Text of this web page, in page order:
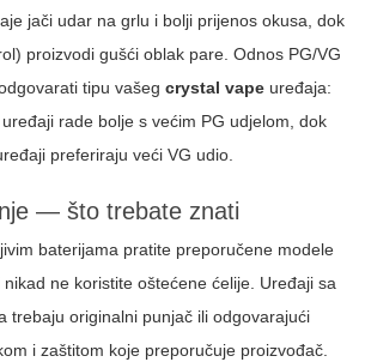
jači udar na grlu i bolji prijenos okusa, dok
proizvodi gušći oblak pare. Odnos PG/VG
tipu vašeg crystal vape uređaja:
rade bolje s većim PG udjelom, dok
preferiraju veći VG udio.
— što trebate znati
baterijama pratite preporučene modele
ne koristite oštećene ćelije. Uređaji sa
trebaju originalni punjač ili odgovarajući
i zaštitom koje preporučuje proizvođač.